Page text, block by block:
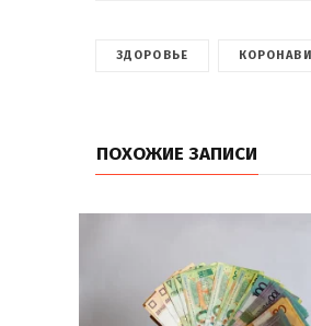
ЗДОРОВЬЕ
ПОХОЖИЕ ЗАПИСИ